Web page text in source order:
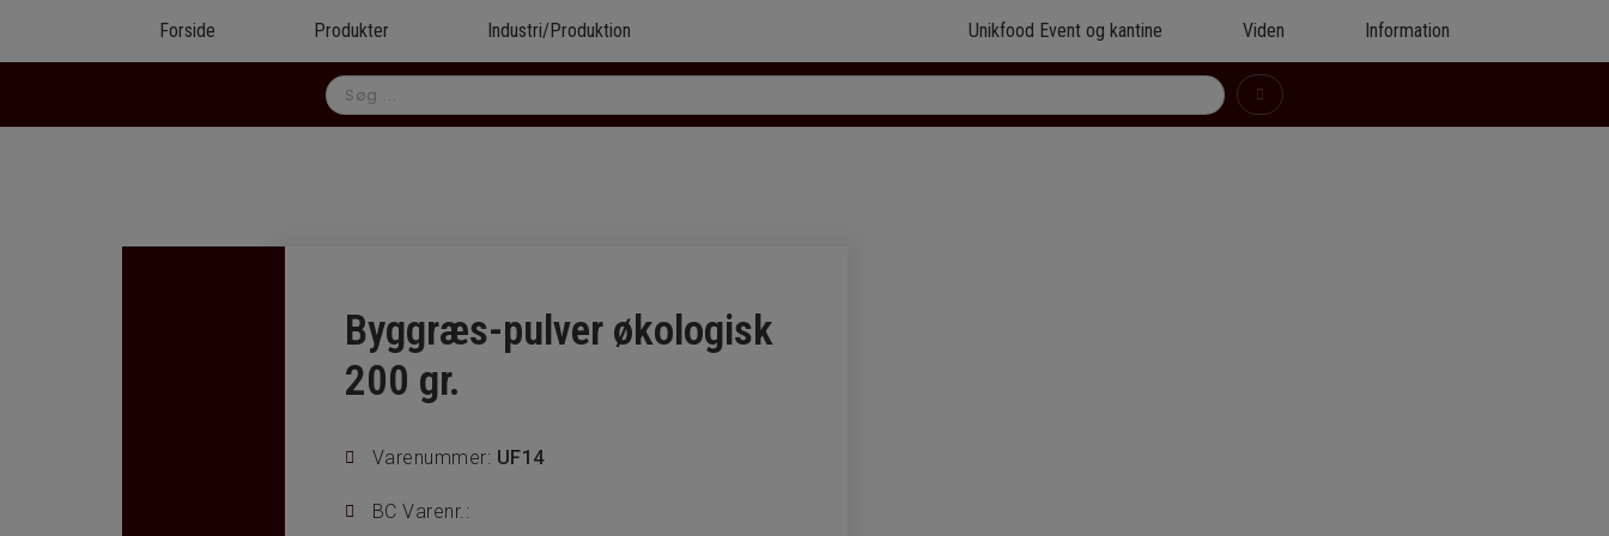
Forside Produkter Industri/Produktion Unikfood Event og kantine Viden Information
Byggræs-pulver økologisk
200 gr.
Varenummer: UF14
BC Varenr.: